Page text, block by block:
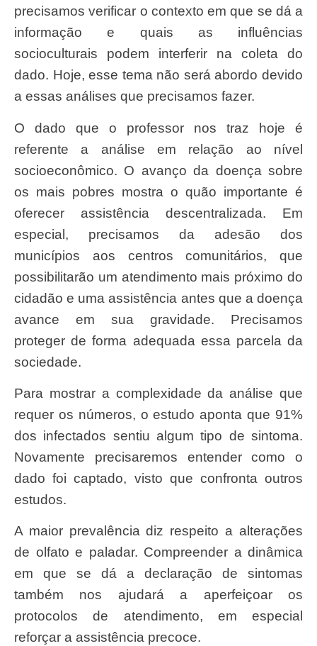
precisamos verificar o contexto em que se dá a
informação e quais as influências
socioculturais podem interferir na coleta do
dado. Hoje, esse tema não será abordo devido
a essas análises que precisamos fazer.
O dado que o professor nos traz hoje é
referente a análise em relação ao nível
socioeconômico. O avanço da doença sobre
os mais pobres mostra o quão importante é
oferecer assistência descentralizada. Em
especial, precisamos da adesão dos
municípios aos centros comunitários, que
possibilitarão um atendimento mais próximo do
cidadão e uma assistência antes que a doença
avance em sua gravidade. Precisamos
proteger de forma adequada essa parcela da
sociedade.
Para mostrar a complexidade da análise que
requer os números, o estudo aponta que 91%
dos infectados sentiu algum tipo de sintoma.
Novamente precisaremos entender como o
dado foi captado, visto que confronta outros
estudos.
A maior prevalência diz respeito a alterações
de olfato e paladar. Compreender a dinâmica
em que se dá a declaração de sintomas
também nos ajudará a aperfeiçoar os
protocolos de atendimento, em especial
reforçar a assistência precoce.